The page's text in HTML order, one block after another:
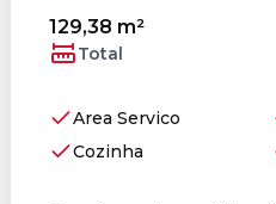
129,38 m²
Total
Area Servico
Cozinha